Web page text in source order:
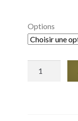
Options